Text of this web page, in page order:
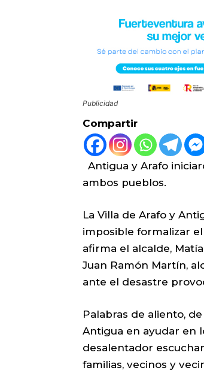
Publicidad
Compartir
Antigua y Arafo
ambos pueblos.
La Villa de Arafo y
imposible formalizar
afirma el alcalde,
Juan Ramón Martín,
ante el desastre
Palabras de aliento,
Antigua en ayudar en
desalentador
familias, vecinos y